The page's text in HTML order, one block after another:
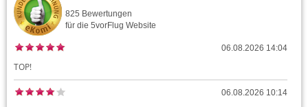
825 Bewertungen
für die 5vorFlug Website
06.08.2026 14:04
TOP!
06.08.2026 10:14